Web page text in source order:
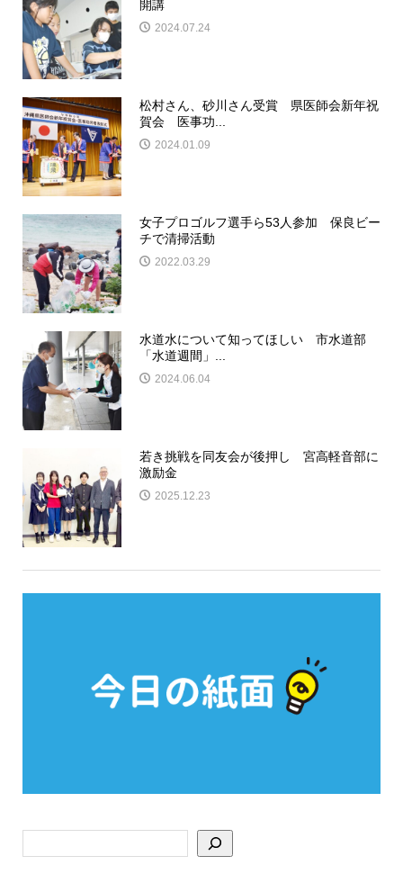
開講
2024.07.24
松村さん、砂川さん受賞 県医師会新年祝
賀会 医事功...
2024.01.09
女子プロゴルフ選手ら53人参加 保良ビー
チで清掃活動
2022.03.29
水道水について知ってほしい 市水道部
「水道週間」...
2024.06.04
若き挑戦を同友会が後押し 宮高軽音部に
激励金
2025.12.23